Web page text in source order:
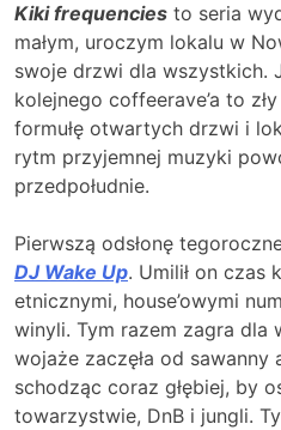
Kiki frequencies to seria
małym, uroczym lokalu w
swoje drzwi dla wszystkich.
kolejnego coffeerave’a to
formułę otwartych drzwi i
rytm przyjemnej muzyki
przedpołudnie.
Pierwszą odsłonę
DJ Wake Up. Umilił on czas
etnicznymi, house’owymi
winyli. Tym razem zagra dla
wojaże zaczęła od sawanny
schodząc coraz głębiej, by
towarzystwie, DnB i jungli.